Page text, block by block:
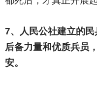
7、人民公社建立的
后备力量和优质兵员
安。